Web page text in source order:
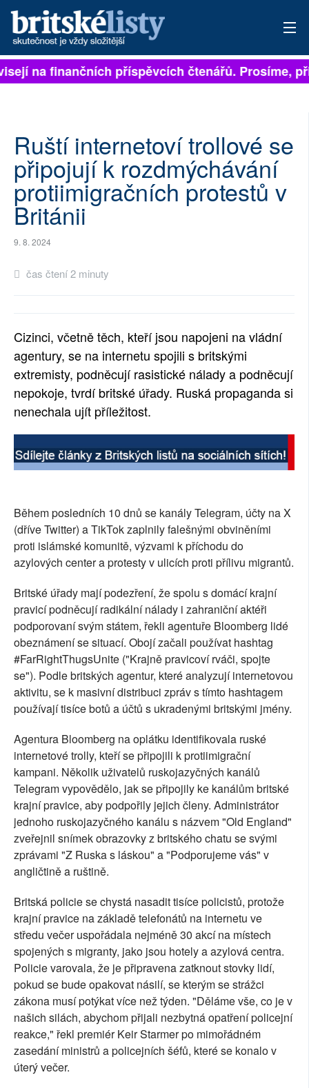
PŘIHLÁSIT
ARCHIV
ROZHOVORY
TÉMATA
RUBRIKY
PLNÁ VERZE STRÁNEK
na finančních příspěvcích čtenářů. Prosíme,
Ruští internetoví trollové se
připojují k rozdmýchávání
protiimigračních protestů v
Británii
9. 8. 2024
čas čtení 2 minuty
Cizinci, včetně těch, kteří jsou napojeni na vládní
agentury, se na internetu spojili s britskými
extremisty, podněcují rasistické nálady a podněcují
nepokoje, tvrdí britské úřady. Ruská propaganda si
nenechala ujít příležitost.
Během posledních 10 dnů se kanály Telegram, účty na X
(dříve Twitter) a TikTok zaplnily falešnými obviněními
proti islámské komunitě, výzvami k příchodu do
azylových center a protesty v ulicích proti přílivu migrantů.
Britské úřady mají podezření, že spolu s domácí krajní
pravicí podněcují radikální nálady i zahraniční aktéři
podporovaní svým státem, řekli agentuře Bloomberg lidé
obeznámení se situací. Obojí začali používat hashtag
#FarRightThugsUnite ("Krajně pravicoví rváči, spojte
se"). Podle britských agentur, které analyzují internetovou
aktivitu, se k masivní distribuci zpráv s tímto hashtagem
používají tisíce botů a účtů s ukradenými britskými jmény.
Agentura Bloomberg na oplátku identifikovala ruské
internetové trolly, kteří se připojili k protiimigrační
kampani. Několik uživatelů ruskojazyčných kanálů
Telegram vypovědělo, jak se připojily ke kanálům britské
krajní pravice, aby podpořily jejich členy. Administrátor
jednoho ruskojazyčného kanálu s názvem "Old England"
zveřejnil snímek obrazovky z britského chatu se svými
zprávami "Z Ruska s láskou" a "Podporujeme vás" v
angličtině a ruštině.
Britská policie se chystá nasadit tisíce policistů, protože
krajní pravice na základě telefonátů na internetu ve
středu večer uspořádala nejméně 30 akcí na místech
spojených s migranty, jako jsou hotely a azylová centra.
Policie varovala, že je připravena zatknout stovky lidí,
pokud se bude opakovat násilí, se kterým se strážci
zákona musí potýkat více než týden. "Děláme vše, co je v
našich silách, abychom přijali nezbytná opatření policejní
reakce," řekl premiér Keir Starmer po mimořádném
zasedání ministrů a policejních šéfů, které se konalo v
úterý večer.